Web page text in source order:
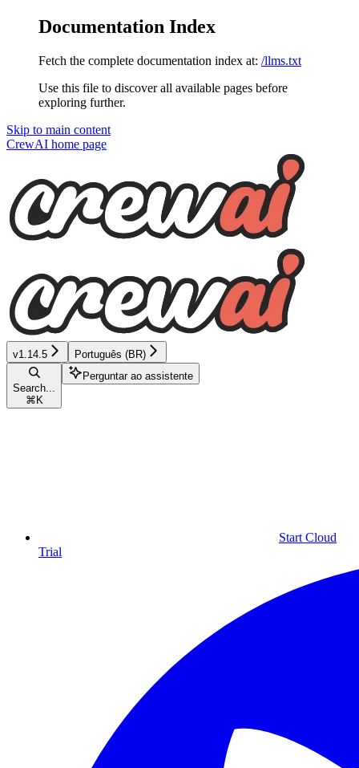
Documentation Index
Fetch the complete documentation index at: /llms.txt
Use this file to discover all available pages before
exploring further.
Skip to main content
CrewAI home page
v1.14.5 Português (BR)
Search...
⌘ K
Perguntar ao assistente
Start Cloud
Trial